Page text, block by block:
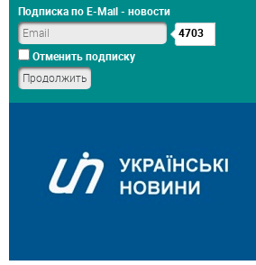
Подписка по E-Mail - новости
4703
Отменить подписку